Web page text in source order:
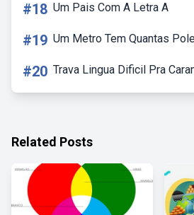
#18 Um Pais Com A Letra A
#19 Um Metro Tem Quantas
#20 Trava Lingua Dificil Pra
Related Posts